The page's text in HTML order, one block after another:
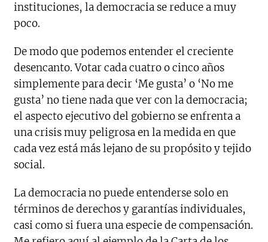
instituciones, la democracia se reduce a muy
poco.
De modo que podemos entender el creciente
desencanto. Votar cada cuatro o cinco años
simplemente para decir ‘Me gusta’ o ‘No me
gusta’ no tiene nada que ver con la democracia;
el aspecto ejecutivo del gobierno se enfrenta a
una crisis muy peligrosa en la medida en que
cada vez está más lejano de su propósito y tejido
social.
La democracia no puede entenderse solo en
términos de derechos y garantías individuales,
casi como si fuera una especie de compensación.